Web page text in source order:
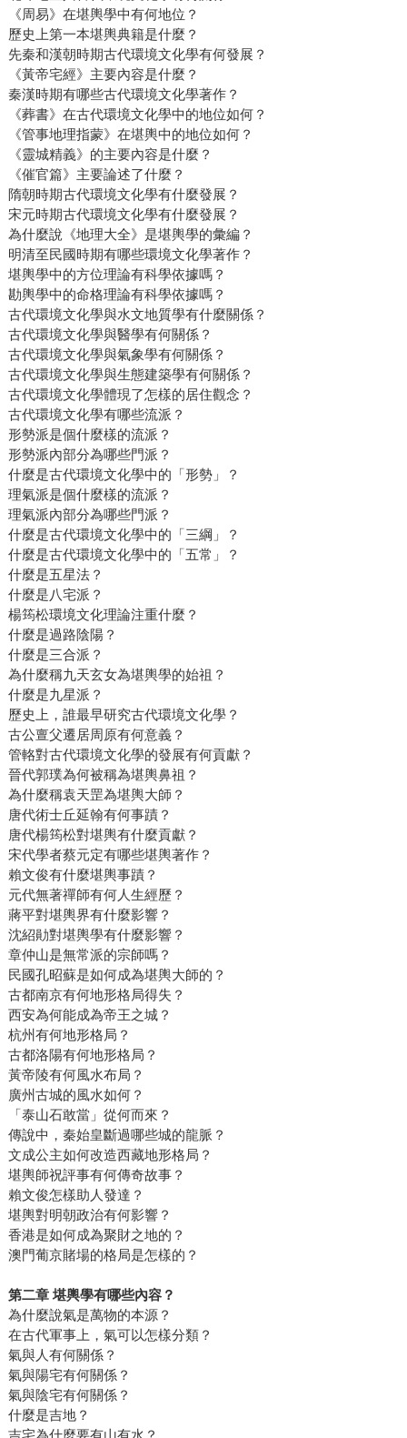
《周易》在堪輿學中有何地位？
歷史上第一本堪輿典籍是什麼？
先秦和漢朝時期古代環境文化學有何發展？
《黃帝宅經》主要內容是什麼？
秦漢時期有哪些古代環境文化學著作？
《葬書》在古代環境文化學中的地位如何？
《管事地理指蒙》在堪輿中的地位如何？
《靈城精義》的主要內容是什麼？
《催官篇》主要論述了什麼？
隋朝時期古代環境文化學有什麼發展？
宋元時期古代環境文化學有什麼發展？
為什麼說《地理大全》是堪輿學的彙編？
明清至民國時期有哪些環境文化學著作？
堪輿學中的方位理論有科學依據嗎？
勘輿學中的命格理論有科學依據嗎？
古代環境文化學與水文地質學有什麼關係？
古代環境文化學與醫學有何關係？
古代環境文化學與氣象學有何關係？
古代環境文化學與生態建築學有何關係？
古代環境文化學體現了怎樣的居住觀念？
古代環境文化學有哪些流派？
形勢派是個什麼樣的流派？
形勢派內部分為哪些門派？
什麼是古代環境文化學中的「形勢」？
理氣派是個什麼樣的流派？
理氣派內部分為哪些門派？
什麼是古代環境文化學中的「三綱」？
什麼是古代環境文化學中的「五常」？
什麼是五星法？
什麼是八宅派？
楊筠松環境文化理論注重什麼？
什麼是過路陰陽？
什麼是三合派？
為什麼稱九天玄女為堪輿學的始祖？
什麼是九星派？
歷史上，誰最早研究古代環境文化學？
古公亶父遷居周原有何意義？
管輅對古代環境文化學的發展有何貢獻？
晉代郭璞為何被稱為堪輿鼻祖？
為什麼稱袁天罡為堪輿大師？
唐代術士丘延翰有何事蹟？
唐代楊筠松對堪輿有什麼貢獻？
宋代學者蔡元定有哪些堪輿著作？
賴文俊有什麼堪輿事蹟？
元代無著禪師有何人生經歷？
蔣平對堪輿界有什麼影響？
沈紹勛對堪輿學有什麼影響？
章仲山是無常派的宗師嗎？
民國孔昭蘇是如何成為堪輿大師的？
古都南京有何地形格局得失？
西安為何能成為帝王之城？
杭州有何地形格局？
古都洛陽有何地形格局？
黃帝陵有何風水布局？
廣州古城的風水如何？
「泰山石敢當」從何而來？
傳說中，秦始皇斷過哪些城的龍脈？
文成公主如何改造西藏地形格局？
堪輿師祝評事有何傳奇故事？
賴文俊怎樣助人發達？
堪輿對明朝政治有何影響？
香港是如何成為聚財之地的？
澳門葡京賭場的格局是怎樣的？
第二章 堪輿學有哪些內容？
為什麼說氣是萬物的本源？
在古代軍事上，氣可以怎樣分類？
氣與人有何關係？
氣與陽宅有何關係？
氣與陰宅有何關係？
什麼是吉地？
吉宅為什麼要有山有水？